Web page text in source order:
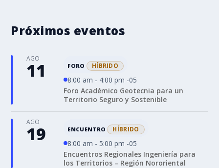
Próximos eventos
AGO
11 FORO HÍBRIDO
8:00 am - 4:00 pm -05
Foro Académico Geotecnia para un
Territorio Seguro y Sostenible
AGO
19 ENCUENTRO HÍBRIDO
8:00 am - 5:00 pm -05
Encuentros Regionales Ingeniería para
los Territorios – Región Nororiental